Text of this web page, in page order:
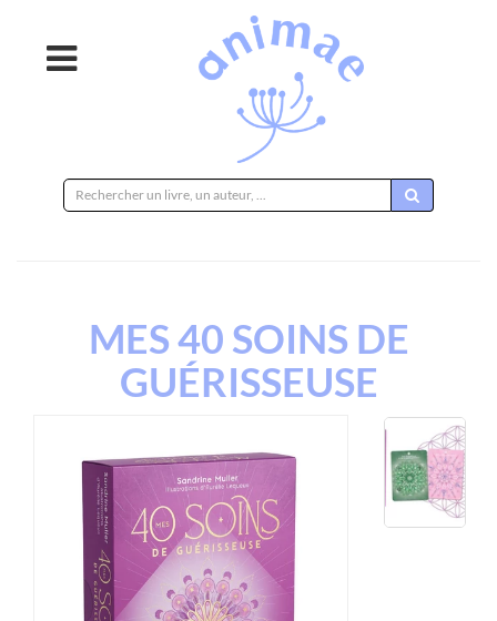
sur
MES 40 SOINS DE
GUÉRISSEUSE